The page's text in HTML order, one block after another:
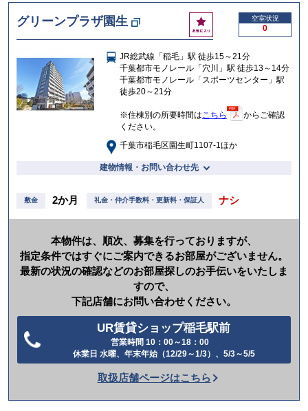
け
る
グリーンプラザ園生
お
気
入
り
空室状況
0
JR総武線「稲毛」駅 徒歩15～21分
千葉都市モノレール「穴川」駅 徒歩13～14分
千葉都市モノレール「スポーツセンター」駅
徒歩20～21分
※住棟別の所要時間はこちら
からご確認
ください。
千葉市稲毛区園生町1107-1ほか
建物情報・お問い合わせ先
敷金 2か月 礼金・仲介手数料・更新料・保証人 ナシ
本物件は、順次、募集を行っておりますが、
指定条件ではすぐにご案内できるお部屋がございません。
最新の状況の確認などのお部屋探しのお手伝いをいたしま
すので、
下記店舗にお問い合わせください。
UR賃貸ショップ稲毛駅前
営業時間 10：00～18：00
休業日 水曜、年末年始（12/29～1/3）、5/3～5/5
話
か
取扱店舗ページはこちら